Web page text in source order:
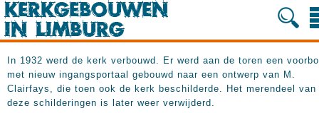
In 1932 werd de kerk verbouwd. Er werd aan de toren een
met nieuw ingangsportaal gebouwd naar een ontwerp van M.
Clairfays, die toen ook de kerk beschilderde. Het merendeel van
deze schilderingen is later weer verwijderd.